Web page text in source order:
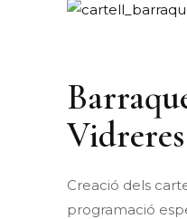
Vidreres
Creació dels
programació